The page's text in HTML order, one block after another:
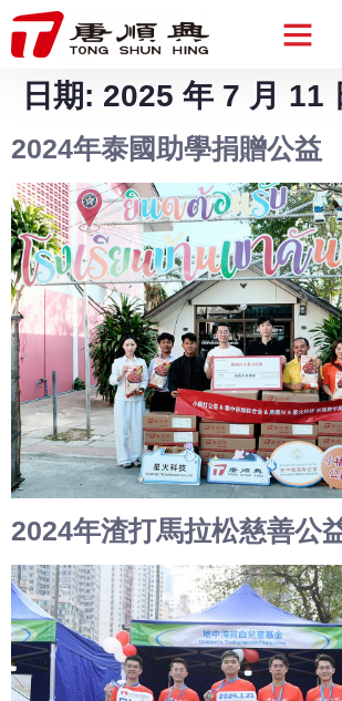
日期: 2025 年 7 月 11
2024年泰國助學捐贈公益
2024年渣打馬拉松慈善公